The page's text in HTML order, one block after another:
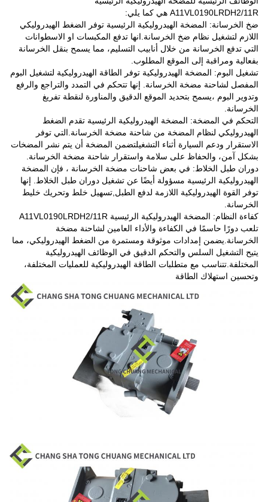
A11VL0190LRDH2/11R هي كما يلي:
ضخ الخرسانة: المضخة الهيدروليكية الرئيسية توفر الضغط الهيدروليكي
اللازم لتشغيل نظام ضخ الخرسانة.انها تدفع المكبسات او الاسطوانات
التي تدفع الخرسانة من خلال أنابيب التسليم، مما يسمح بنقل الخرسانة
بفعالية ومراقبة إلى الموقع المطلوب.
تشغيل البوم: المضخة الهيدروليكية توفر الطاقة الهيدروليكية لتشغيل البوم
المفصل لشاحنة مضخة الخرسانة. إنها تتحكم في التمدد والتراجع والرفع
وتدوير البوم ،يسمح بتحديد الموقع الدقيق والمناورة لنقطة تفريغ
الخرسانة.
التحكم في المضخة: المضخة الهيدروليكية الرئيسية تقدم الضغط
الهيدروليكي لنظام المضخة من شاحنة مضخة الخرسانة.التي توفر
الاستقرار ودعم السيارة أثناء التشغيلتضمن المضخة أن يتم نشر المضخات
بشكل آمن، والحفاظ على سلامة واستقرار شاحنة مضخة الخرسانة.
دوران طبل الخلاط: في بعض شاحنات مضخة الخرسانة ، فإن المضخة
الهيدروليكية الرئيسية مسؤولة أيضًا عن تشغيل دوران طبل الخلاط. إنها
توفر القوة الهيدروليكية اللازمة لدفع الطبل,تسهيل خلط وتحريك خليط
الخرسانة.
كفاءة النظام: المضخة الهيدروليكية الرئيسية A11VL0190LRDH2/11R
تلعب دورًا حاسمًا في الكفاءة والأداء العامين لشاحنة مضخة
الخرسانة.يضمن إمدادات موثوقة ومستمرة من الضغط الهيدروليكي، مما
يتيح التشغيل السلس والتحكم الدقيق في الوظائف الهيدروليكية
المختلفة.تتناسب مع متطلبات الطاقة الهيدروليكية للعمليات المختلفة،
وتحسين استهلاك الطاقة